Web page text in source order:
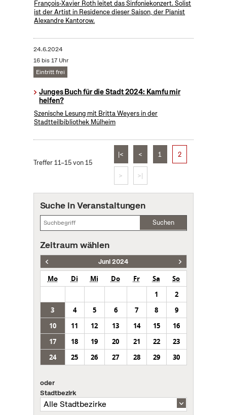
François-Xavier Roth leitet das Sinfoniekonzert. Solist
ist der Artist in Residence dieser Saison, der Pianist
Alexandre Kantorow.
24.6.2024
16 bis 17 Uhr
Eintritt frei
Junges Buch für die Stadt 2024: Kamfu mir
helfen?
Szenische Lesung mit Britta Weyers in der
Stadtteilbibliothek Mülheim
Treffer 11–15 von 15
|< < 1 2
> >|
Suche in Veranstaltungen
Suchen
Zeitraum wählen
Juni 2024
Mo Di Mi Do Fr Sa
So
1
2
3
4 5 6 7 8
9
10
11 12 13 14 15
16
17
18 19 20 21 22
23
24
25 26 27 28 29 30
oder
Stadtbezirk